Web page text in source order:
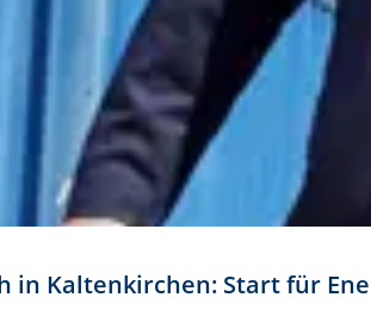
in Kaltenkirchen: Start für